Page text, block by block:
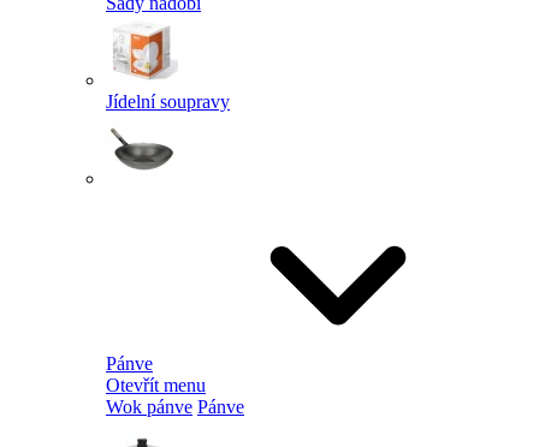
Jídelní soupravy
Pánve
Otevřít menu
Wok pánve Pánve